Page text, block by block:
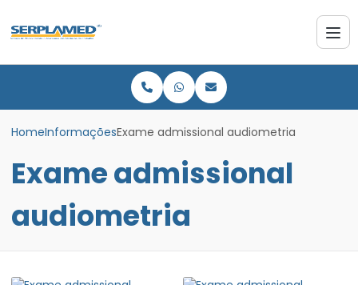
HomeInformaçõesExame admissional audiometria
Exame admissional
audiometria